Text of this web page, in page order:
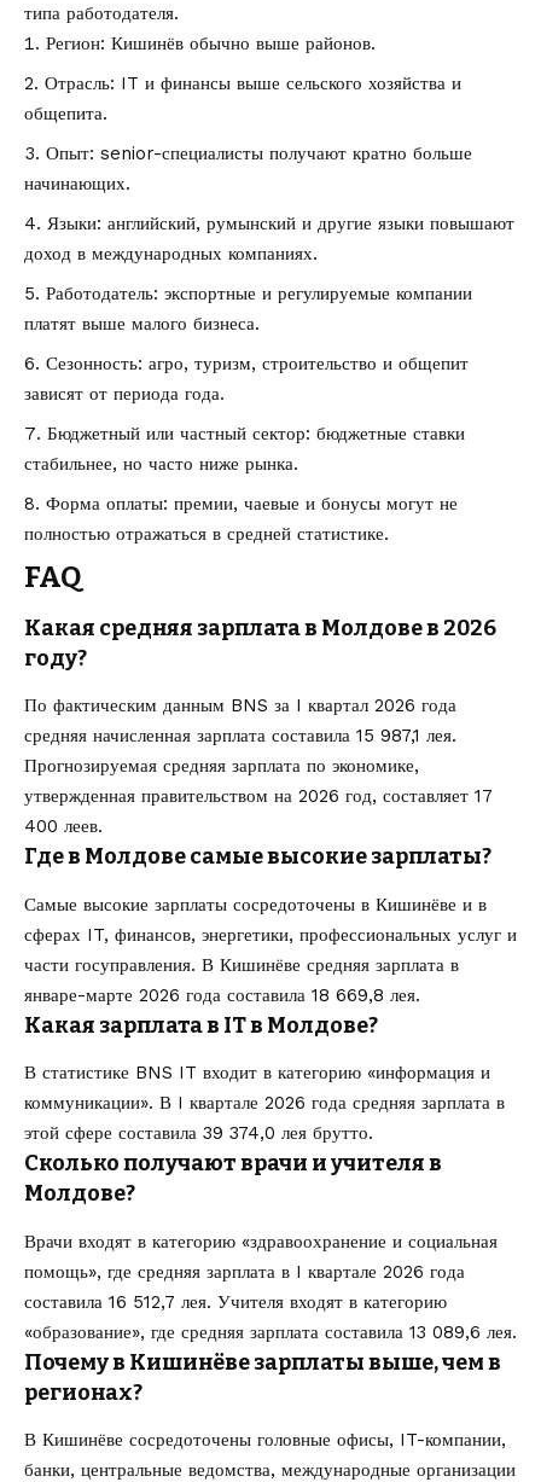
типа работодателя.
Регион: Кишинёв обычно выше районов.
Отрасль: IT и финансы выше сельского хозяйства и
общепита.
Опыт: senior-специалисты получают кратно больше
начинающих.
Языки: английский, румынский и другие языки повышают
доход в международных компаниях.
Работодатель: экспортные и регулируемые компании
платят выше малого бизнеса.
Сезонность: агро, туризм, строительство и общепит
зависят от периода года.
Бюджетный или частный сектор: бюджетные ставки
стабильнее, но часто ниже рынка.
Форма оплаты: премии, чаевые и бонусы могут не
полностью отражаться в средней статистике.
FAQ
Какая средняя зарплата в Молдове в 2026
году?
По фактическим данным BNS за I квартал 2026 года
средняя начисленная зарплата составила 15 987,1 лея.
Прогнозируемая средняя зарплата по экономике,
утвержденная правительством на 2026 год, составляет 17
400 леев.
Где в Молдове самые высокие зарплаты?
Самые высокие зарплаты сосредоточены в Кишинёве и в
сферах IT, финансов, энергетики, профессиональных услуг и
части госуправления. В Кишинёве средняя зарплата в
январе-марте 2026 года составила 18 669,8 лея.
Какая зарплата в IT в Молдове?
В статистике BNS IT входит в категорию «информация и
коммуникации». В I квартале 2026 года средняя зарплата в
этой сфере составила 39 374,0 лея брутто.
Сколько получают врачи и учителя в
Молдове?
Врачи входят в категорию «здравоохранение и социальная
помощь», где средняя зарплата в I квартале 2026 года
составила 16 512,7 лея. Учителя входят в категорию
«образование», где средняя зарплата составила 13 089,6 лея.
Почему в Кишинёве зарплаты выше, чем в
регионах?
В Кишинёве сосредоточены головные офисы, IT-компании,
банки, центральные ведомства, международные организации